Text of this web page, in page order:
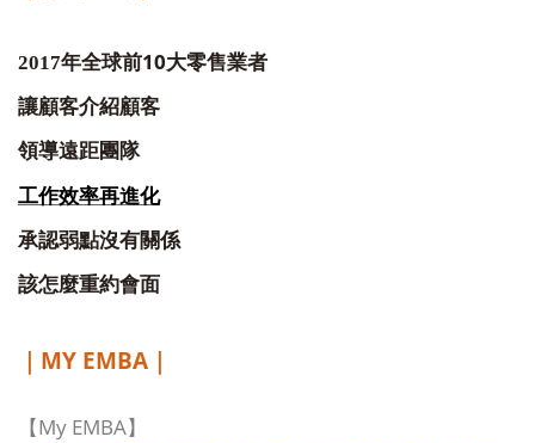
2017年全球前10大零售業者
讓顧客介紹顧客
領導遠距團隊
工作效率再進化
承認弱點沒有關係
該怎麼重約會面
MY EMBA
【 My EMBA】